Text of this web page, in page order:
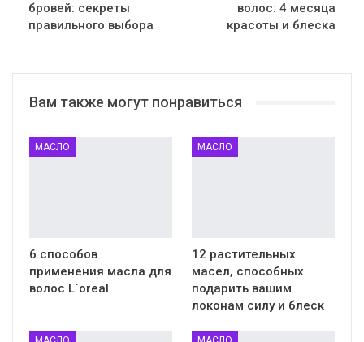
бровей: секреты
правильного выбора
волос: 4 месяца
красоты и блеска
Вам также могут понравиться
МАСЛО
6 способов
применения масла для
волос L`oreal
МАСЛО
12 растительных
масел, способных
подарить вашим
локонам силу и блеск